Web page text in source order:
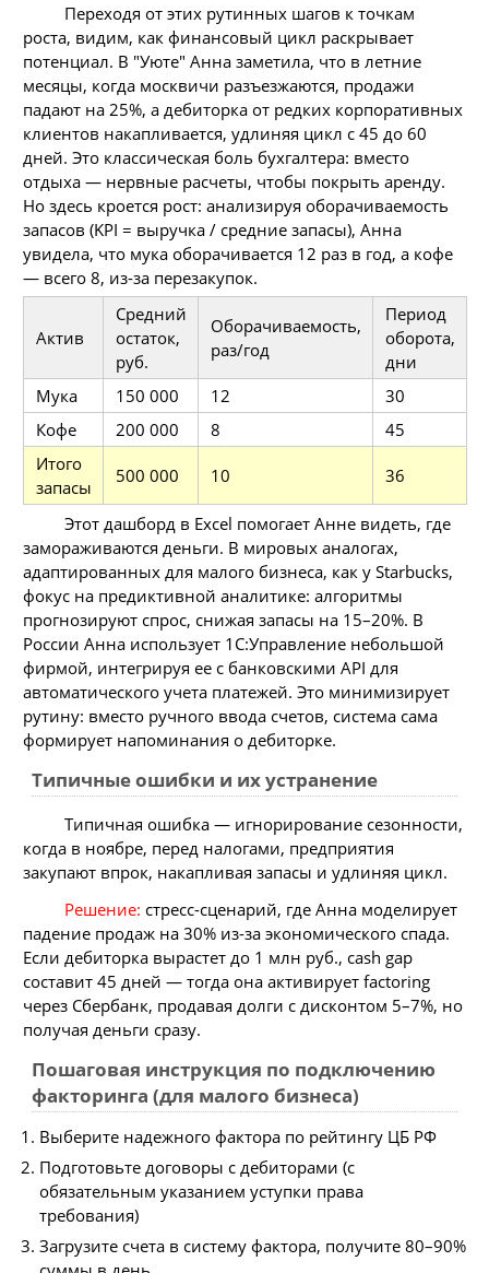
Переходя от этих рутинных шагов к точкам
роста, видим, как финансовый цикл раскрывает
потенциал. В "Уюте" Анна заметила, что в летние
месяцы, когда москвичи разъезжаются, продажи
падают на 25%, а дебиторка от редких корпоративных
клиентов накапливается, удлиняя цикл с 45 до 60
дней. Это классическая боль бухгалтера: вместо
отдыха — нервные расчеты, чтобы покрыть аренду.
Но здесь кроется рост: анализируя оборачиваемость
запасов (KPI = выручка / средние запасы), Анна
увидела, что мука оборачивается 12 раз в год, а кофе
— всего 8, из-за перезакупок.
Актив
Средний
остаток,
руб.
Оборачиваемость,
раз/год
Период
оборота,
дни
Мука
150 000 12
30
Кофе
200 000 8
45
Итого
запасы
500 000 10 36
Этот дашборд в Excel помогает Анне видеть, где
замораживаются деньги. В мировых аналогах,
адаптированных для малого бизнеса, как у Starbucks,
фокус на предиктивной аналитике: алгоритмы
прогнозируют спрос, снижая запасы на 15–20%. В
России Анна использует 1C:Управление небольшой
фирмой, интегрируя ее с банковскими API для
автоматического учета платежей. Это минимизирует
рутину: вместо ручного ввода счетов, система сама
формирует напоминания о дебиторке.
Типичные ошибки и их устранение
Типичная ошибка — игнорирование сезонности,
когда в ноябре, перед налогами, предприятия
закупают впрок, накапливая запасы и удлиняя цикл.
Решение: стресс-сценарий, где Анна моделирует
падение продаж на 30% из-за экономического спада.
Если дебиторка вырастет до 1 млн руб., cash gap
составит 45 дней — тогда она активирует factoring
через Сбербанк, продавая долги с дисконтом 5–7%, но
получая деньги сразу.
Пошаговая инструкция по подключению
факторинга (для малого бизнеса)
Выберите надежного фактора по рейтингу ЦБ РФ
Подготовьте договоры с дебиторами (с
обязательным указанием уступки права
требования)
Загрузите счета в систему фактора, получите 80–90%